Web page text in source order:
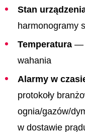
Stan
harmonogramy
Temperatura —
wahania
Alarmy w
protokoły
ognia/gazów/
w dostawie